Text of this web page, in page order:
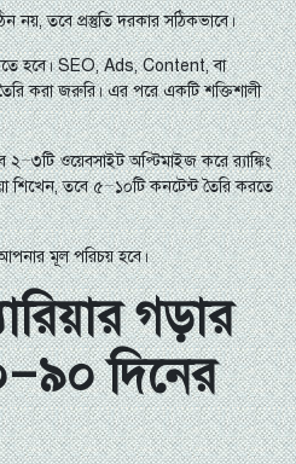
নয়, তবে প্রস্তুতি দরকার সঠিকভাবে।
নিতে হবে। SEO, Ads, Content, বা
করা জরুরি। এর পরে একটি শক্তিশালী
ওয়েবসাইট অপ্টিমাইজ করে র‍্যাঙ্কিং
শিখেন, তবে ৫–১০টি কনটেন্ট তৈরি করতে
মূল পরিচয় হবে।
গড়ার
দিনের